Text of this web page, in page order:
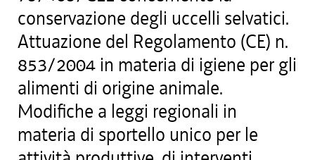
conservazione degli uccelli selvatici.
Attuazione del Regolamento (CE) n.
853/2004 in materia di igiene per gli
alimenti di origine animale.
Modifiche a leggi regionali in
materia di sportello unico per le